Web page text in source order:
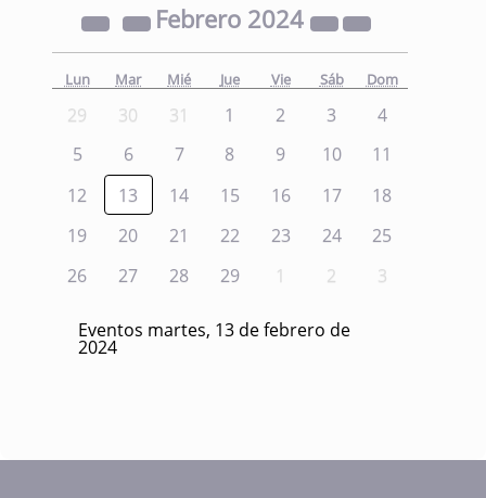
Febrero 2024
Lun Mar Mié Jue Vie Sáb Dom
29 30 31 1 2 3
4
5
6 7 8 9 10
11
12
13 14 15 16 17
18
19
20 21 22 23 24
25
26
27 28 29 1 2 3
Eventos martes, 13 de febrero de
2024